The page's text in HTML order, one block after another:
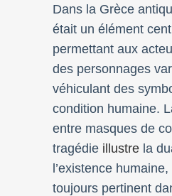
Dans la Grèce
était un élément
permettant aux
des personnages
véhiculant des
condition humaine.
entre masques de
tragédie illustre la
l’existence
toujours pertinent